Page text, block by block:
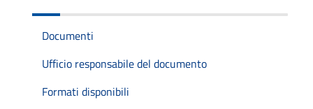
Documenti
Ufficio responsabile del documento
Formati disponibili